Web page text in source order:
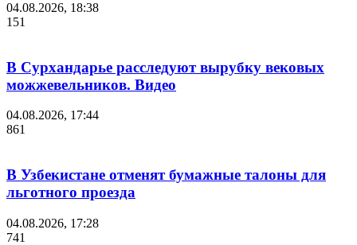
04.08.2026, 18:38
151
В Сурхандарье расследуют вырубку вековых
можжевельников. Видео
04.08.2026, 17:44
861
В Узбекистане отменят бумажные талоны для
льготного проезда
04.08.2026, 17:28
741